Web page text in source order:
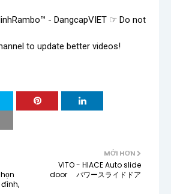
™ - DangcapVIET ☞ Do not
to update better videos!
MỚI HƠN
VITO - HIACE Auto slide
door パワースライドドア